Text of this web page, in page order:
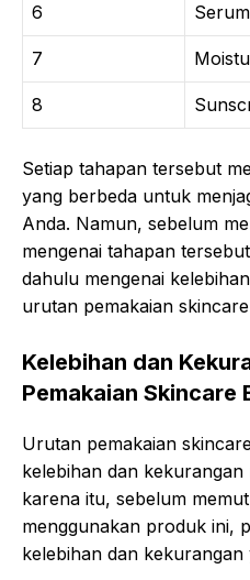
6 Serum
7
8
Setiap tahapan tersebut
yang berbeda untuk
Anda. Namun, sebelum
mengenai tahapan
dahulu mengenai
urutan pemakaian
Kelebihan dan
Pemakaian Skincare
Urutan pemakaian
kelebihan dan kekurangan
karena itu, sebelum
menggunakan produk ini,
kelebihan dan kekurangan